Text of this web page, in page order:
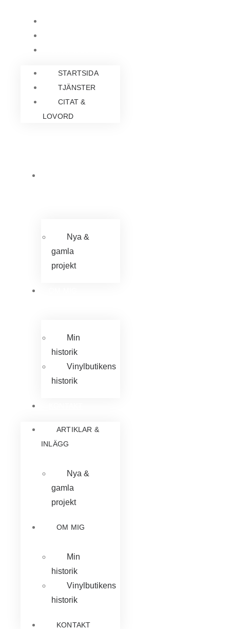
innehåll
STARTSIDA
TJÄNSTER
CITAT &
LOVORD
Nya &
gamla
projekt
Min
historik
Vinylbutikens
historik
ARTIKLAR &
INLÄGG
Nya &
gamla
projekt
OM MIG
Min
historik
Vinylbutikens
historik
KONTAKT